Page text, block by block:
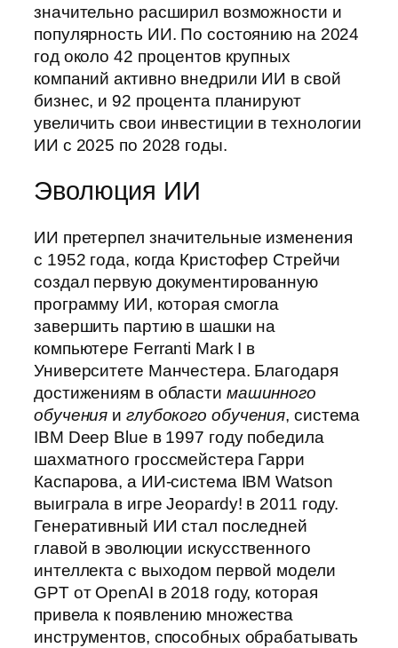
значительно расширил возможности и
популярность ИИ. По состоянию на 2024
год около 42 процентов крупных
компаний активно внедрили ИИ в свой
бизнес, и 92 процента планируют
увеличить свои инвестиции в технологии
ИИ с 2025 по 2028 годы.
Эволюция ИИ
ИИ претерпел значительные изменения
с 1952 года, когда Кристофер Стрейчи
создал первую документированную
программу ИИ, которая смогла
завершить партию в шашки на
компьютере Ferranti Mark I в
Университете Манчестера. Благодаря
достижениям в области машинного
обучения и глубокого обучения, система
IBM Deep Blue в 1997 году победила
шахматного гроссмейстера Гарри
Каспарова, а ИИ-система IBM Watson
выиграла в игре Jeopardy! в 2011 году.
Генеративный ИИ стал последней
главой в эволюции искусственного
интеллекта с выходом первой модели
GPT от OpenAI в 2018 году, которая
привела к появлению множества
инструментов, способных обрабатывать